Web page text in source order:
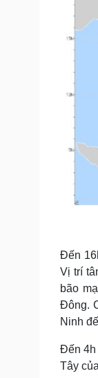
Đến
Vị trí
bão
Đông.
Ninh
Đến 4h
Tây